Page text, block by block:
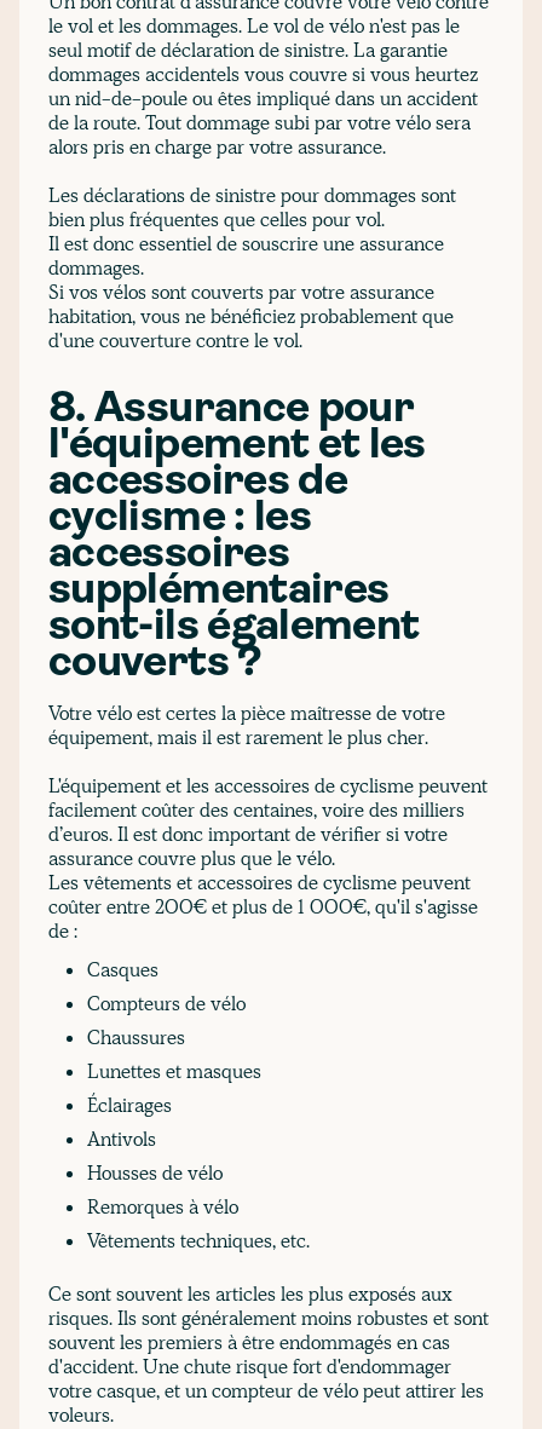
le vol et les dommages. Le vol de vélo n'est pas le
seul motif de déclaration de sinistre. La garantie
dommages accidentels vous couvre si vous heurtez
un nid-de-poule ou êtes impliqué dans un accident
de la route. Tout dommage subi par votre vélo sera
alors pris en charge par votre assurance.
Les déclarations de sinistre pour dommages sont
bien plus fréquentes que celles pour vol.
Il est donc essentiel de souscrire une assurance
dommages.
Si vos vélos sont couverts par votre assurance
habitation, vous ne bénéficiez probablement que
d'une couverture contre le vol.
8. Assurance pour
l'équipement et les
accessoires de
cyclisme : les
accessoires
supplémentaires
sont-ils également
couverts ?
Votre vélo est certes la pièce maîtresse de votre
équipement, mais il est rarement le plus cher.
L'équipement et les accessoires de cyclisme peuvent
facilement coûter des centaines, voire des milliers
d’euros. Il est donc important de vérifier si votre
assurance couvre plus que le vélo.
Les vêtements et accessoires de cyclisme peuvent
coûter entre 200€ et plus de 1 000€, qu'il s'agisse
de :
Casques
Compteurs de vélo
Chaussures
Lunettes et masques
Éclairages
Antivols
Housses de vélo
Remorques à vélo
Vêtements techniques, etc.
Ce sont souvent les articles les plus exposés aux
risques. Ils sont généralement moins robustes et sont
souvent les premiers à être endommagés en cas
d'accident. Une chute risque fort d'endommager
votre casque, et un compteur de vélo peut attirer les
voleurs.